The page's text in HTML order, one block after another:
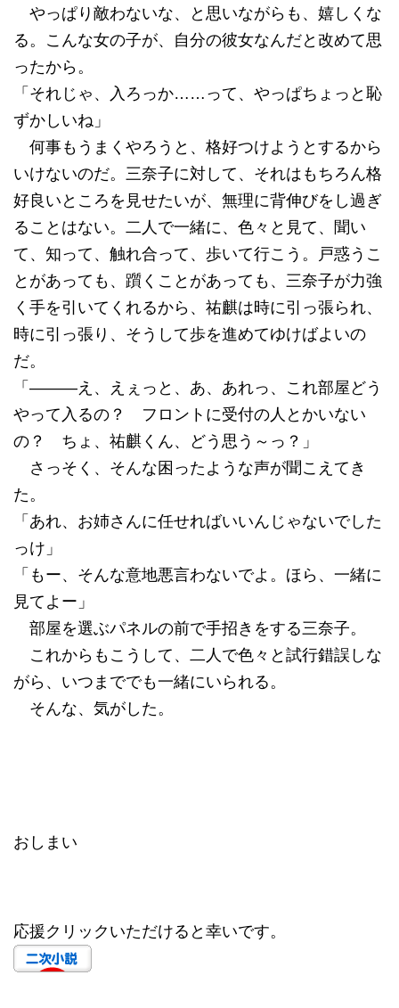
やっぱり敵わないな、と思いながらも、嬉しくな
る。こんな女の子が、自分の彼女なんだと改めて思
ったから。
「それじゃ、入ろっか……って、やっぱちょっと恥
ずかしいね」
何事もうまくやろうと、格好つけようとするから
いけないのだ。三奈子に対して、それはもちろん格
好良いところを見せたいが、無理に背伸びをし過ぎ
ることはない。二人で一緒に、色々と見て、聞い
て、知って、触れ合って、歩いて行こう。戸惑うこ
とがあっても、躓くことがあっても、三奈子が力強
く手を引いてくれるから、祐麒は時に引っ張られ、
時に引っ張り、そうして歩を進めてゆけばよいの
だ。
「―――え、えぇっと、あ、あれっ、これ部屋どう
やって入るの？ フロントに受付の人とかいない
の？ ちょ、祐麒くん、どう思う～っ？」
さっそく、そんな困ったような声が聞こえてき
た。
「あれ、お姉さんに任せればいいんじゃないでした
っけ」
「もー、そんな意地悪言わないでよ。ほら、一緒に
見てよー」
部屋を選ぶパネルの前で手招きをする三奈子。
これからもこうして、二人で色々と試行錯誤しな
がら、いつまででも一緒にいられる。
そんな、気がした。
おしまい
応援クリックいただけると幸いです。